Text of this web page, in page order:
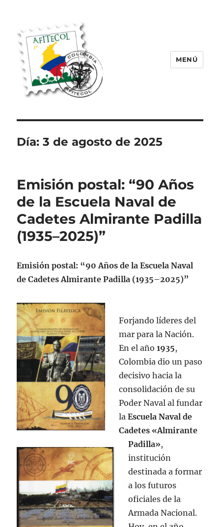
2025
MENÚ
Día:3 de agosto de 2025
Emisión postal: “90 Años
de la Escuela Naval de
Cadetes Almirante Padilla
(1935–2025)”
Emisión postal: “90 Años de la Escuela Naval
de Cadetes Almirante Padilla (1935–2025)”
Forjando líderes del
mar para la Nación.
En el año1935,
Colombia dio un paso
decisivo hacia la
consolidación de su
Poder Naval al fundar
laEscuela Naval de
Cadetes «Almirante
Padilla»,
institución
destinada a formar
a los futuros
oficiales de la
Armada Nacional.